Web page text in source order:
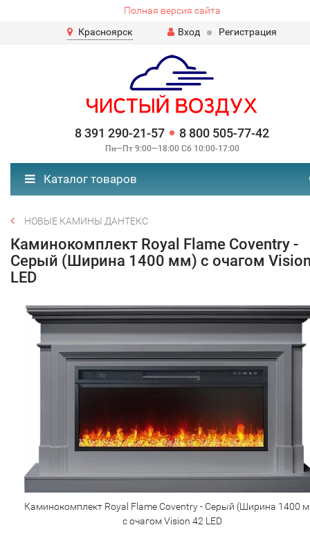
Полная версия сайта
Красноярск
Вход Регистрация
8 391 290-21-57 8 800 505-77-42
Пн—Пт 9:00—18:00 Сб 10:00-17:00
Каталог товаров
НОВЫЕ КАМИНЫ ДАНТЕКС
Каминокомплект Royal Flame Coventry -
Серый (Ширина 1400 мм) с очагом
LED
Каминокомплект Royal Flame Coventry - Серый (Ширина 1400
с очагом Vision 42 LED